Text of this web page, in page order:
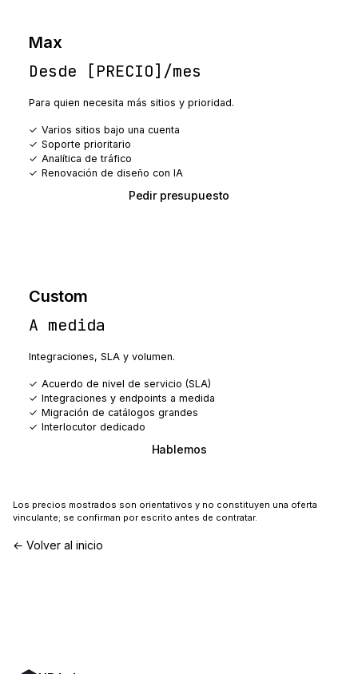
Max
Desde [PRECIO]/mes
Para quien necesita más sitios y prioridad.
Varios sitios bajo una cuenta
Soporte prioritario
Analítica de tráfico
Renovación de diseño con IA
Pedir presupuesto
Custom
A medida
Integraciones, SLA y volumen.
Acuerdo de nivel de servicio (SLA)
Integraciones y endpoints a medida
Migración de catálogos grandes
Interlocutor dedicado
Hablemos
Los precios mostrados son orientativos y no constituyen una oferta
vinculante; se confirman por escrito antes de contratar.
← Volver al inicio